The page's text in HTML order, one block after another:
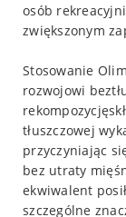
osób
zwiększonym
Stosowanie
rozwojowi
tłuszczowej
przyczyniając
bez utraty
ekwiwalent
szczególne